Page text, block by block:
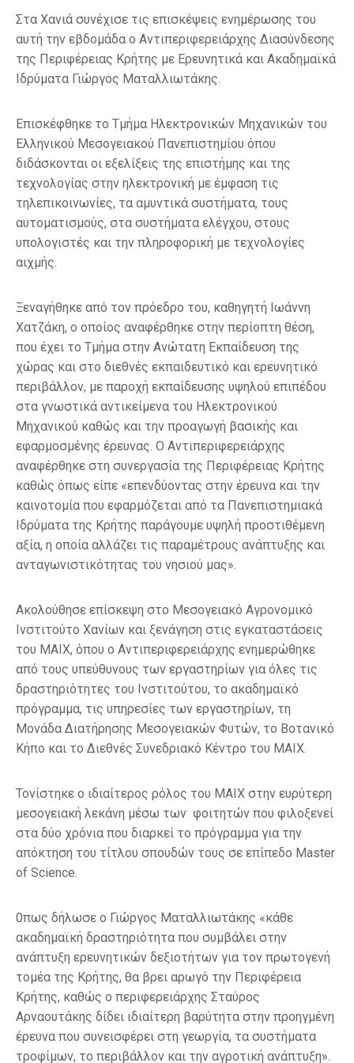
Στα Χανιά συνέχισε τις επισκέψεις ενημέρωσης του
αυτή την εβδομάδα ο Αντιπεριφερειάρχης Διασύνδεσης
της Περιφέρειας Κρήτης με Ερευνητικά και Ακαδημαϊκά
Ιδρύματα Γιώργος Ματαλλιωτάκης.
Επισκέφθηκε το Τμήμα Ηλεκτρονικών Μηχανικών του
Ελληνικού Μεσογειακού Πανεπιστημίου όπου
διδάσκονται οι εξελίξεις της επιστήμης και της
τεχνολογίας στην ηλεκτρονική με έμφαση τις
τηλεπικοινωνίες, τα αμυντικά συστήματα, τους
αυτοματισμούς, στα συστήματα ελέγχου, στους
υπολογιστές και την πληροφορική με τεχνολογίες
αιχμής.
Ξεναγήθηκε από τον πρόεδρο του, καθηγητή Ιωάννη
Χατζάκη, ο οποίος αναφέρθηκε στην περίοπτη θέση,
που έχει το Τμήμα στην Ανώτατη Εκπαίδευση της
χώρας και στο διεθνές εκπαιδευτικό και ερευνητικό
περιβάλλον, με παροχή εκπαίδευσης υψηλού επιπέδου
στα γνωστικά αντικείμενα του Ηλεκτρονικού
Μηχανικού καθώς και την προαγωγή βασικής και
εφαρμοσμένης έρευνας. Ο Αντιπεριφερειάρχης
αναφέρθηκε στη συνεργασία της Περιφέρειας Κρήτης
καθώς όπως είπε «επενδύοντας στην έρευνα και την
καινοτομία που εφαρμόζεται από τα Πανεπιστημιακά
Ιδρύματα της Κρήτης παράγουμε υψηλή προστιθέμενη
αξία, η οποία αλλάζει τις παραμέτρους ανάπτυξης και
ανταγωνιστικότητας του νησιού μας».
Ακολούθησε επίσκεψη στο Μεσογειακό Αγρονομικό
Ινστιτούτο Χανίων και ξενάγηση στις εγκαταστάσεις
του ΜΑΙΧ, όπου ο Αντιπεριφερειάρχης ενημερώθηκε
από τους υπεύθυνους των εργαστηρίων για όλες τις
δραστηριότητες του Ινστιτούτου, το ακαδημαϊκό
πρόγραμμα, τις υπηρεσίες των εργαστηρίων, τη
Μονάδα Διατήρησης Μεσογειακών Φυτών, το Βοτανικό
Κήπο και το Διεθνές Συνεδριακό Κέντρο του ΜΑΙΧ.
Τονίστηκε ο ιδιαίτερος ρόλος του ΜΑΙΧ στην ευρύτερη
μεσογειακή λεκάνη μέσω των φοιτητών που φιλοξενεί
στα δύο χρόνια που διαρκεί το πρόγραμμα για την
απόκτηση του τίτλου σπουδών τους σε επίπεδο Master
of Science.
0πως δήλωσε ο Γιώργος Ματαλλιωτάκης «κάθε
ακαδημαϊκή δραστηριότητα που συμβάλει στην
ανάπτυξη ερευνητικών δεξιοτήτων για τον πρωτογενή
τομέα της Κρήτης, θα βρει αρωγό την Περιφέρεια
Κρήτης, καθώς ο περιφερειάρχης Σταύρος
Αρναουτάκης δίδει ιδιαίτερη βαρύτητα στην προηγμένη
έρευνα που συνεισφέρει στη γεωργία, τα συστήματα
τροφίμων, το περιβάλλον και την αγροτική ανάπτυξη».